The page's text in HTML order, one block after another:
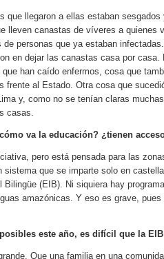
que llegaron a ellas estaban
lleven canastas de víveres a quienes
de personas que ya estaban
en dejar las canastas casa por
han caído enfermos, cosa que
frente al Estado. Otra cosa que
y, como no se tenían claras
casas.
va la educación? ¿tienen
pero está pensada para las
que se imparte solo en
(EIB). Ni siquiera hay
amazónicas. Y eso es grave,
este año, es difícil que la
Que una familia en una